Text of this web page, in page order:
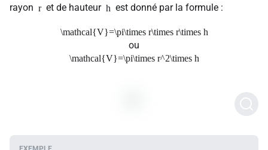
rayon r et de hauteur h est donné par la formule :
\mathcal{V}=\pi\times r\times r\times h
ou
\mathcal{V}=\pi\times r^2\times h